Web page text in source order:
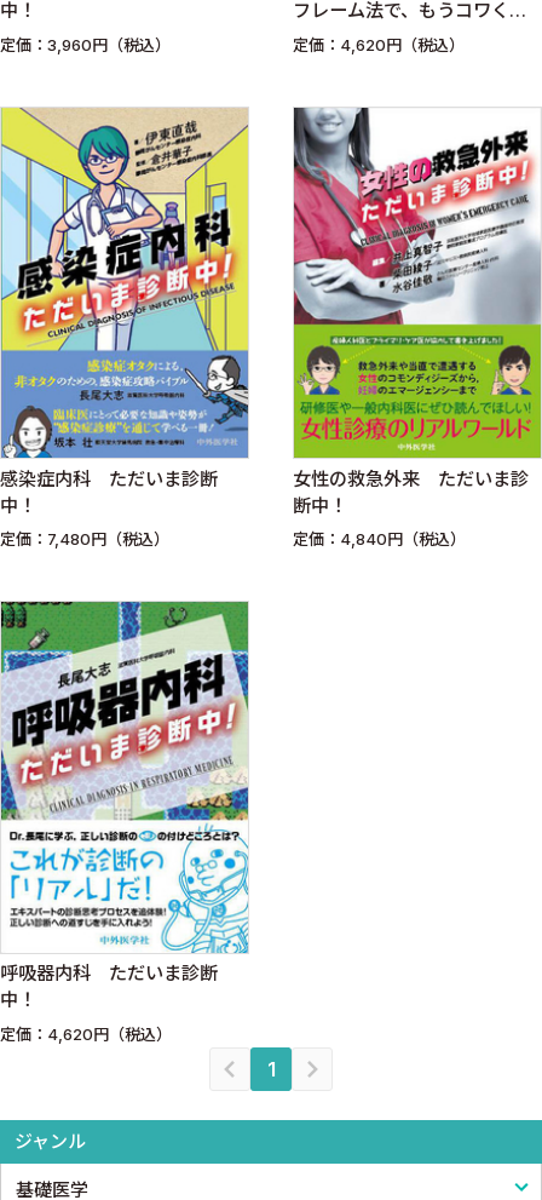
ジャンル
基礎医学
中！
定価：3,960円（税込）
フレーム法で、もうコワくな
い
定価：4,620円（税込）
感染症内科 ただいま診断
中！
定価：7,480円（税込）
女性の救急外来 ただいま診
断中！
定価：4,840円（税込）
呼吸器内科 ただいま診断
中！
定価：4,620円（税込）
1